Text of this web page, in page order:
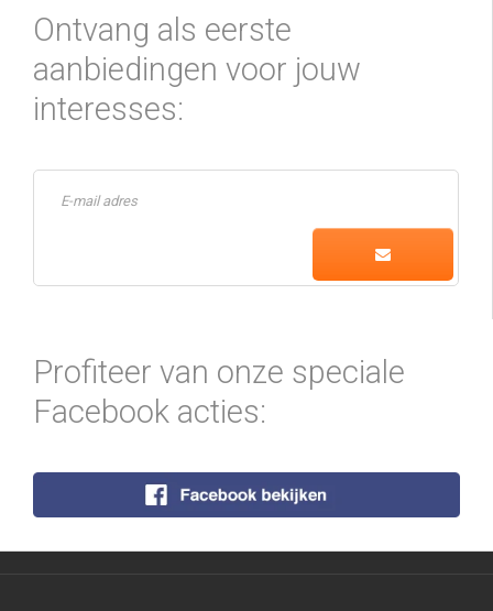
Ontvang als eerste
aanbiedingen voor jouw
interesses:
Profiteer van onze speciale
Facebook acties: